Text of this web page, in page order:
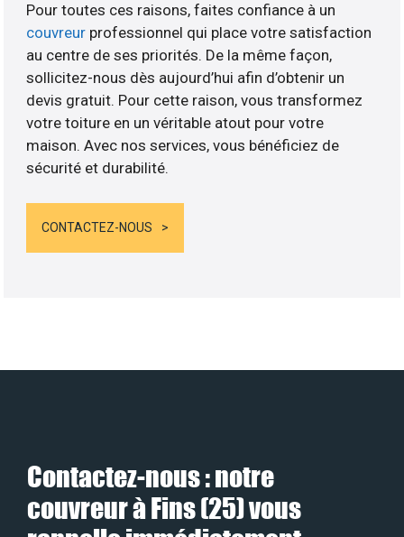
Pour toutes ces raisons, faites confiance à un
couvreur professionnel qui place votre satisfaction
au centre de ses priorités. De la même façon,
sollicitez-nous dès aujourd’hui afin d’obtenir un
devis gratuit. Pour cette raison, vous transformez
votre toiture en un véritable atout pour votre
maison. Avec nos services, vous bénéficiez de
sécurité et durabilité.
CONTACTEZ-NOUS
Contactez-nous : notre
couvreur à Fins (25) vous